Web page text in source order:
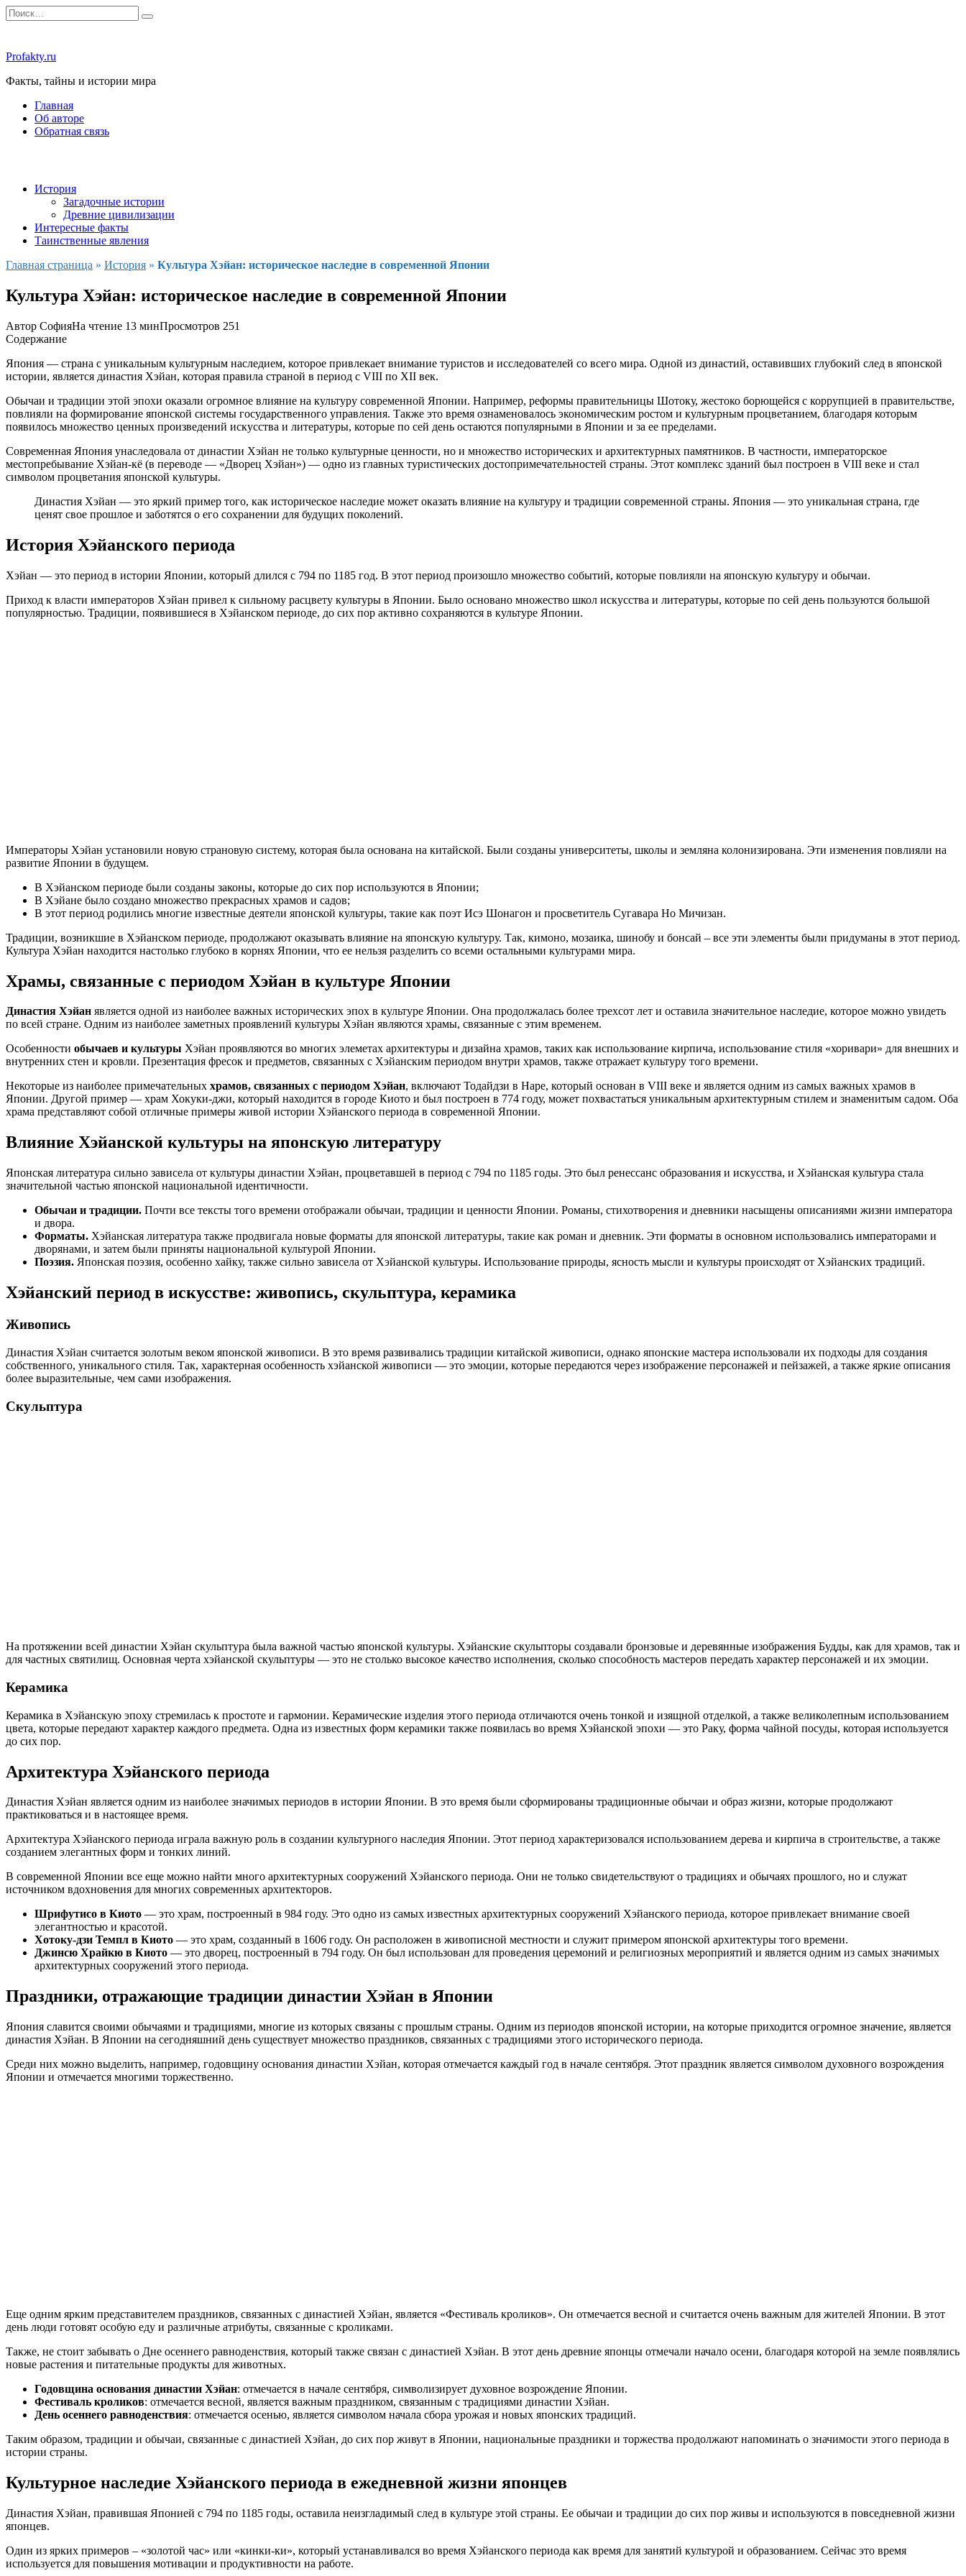
Перейти
к
Search
for:
Profakty.ru
Факты, тайны и истории мира
Главная
Об авторе
Обратная связь
История
Загадочные истории
Древние цивилизации
Интересные факты
Таинственные явления
Главная страница » История » Культура Хэйан: историческое наследие в современной Японии
Культура Хэйан: историческое наследие в современной Японии
Автор СофияНа чтение 13 минПросмотров 251
Содержание
Япония — страна с уникальным культурным наследием, которое привлекает внимание туристов и исследователей со всего мира. Одной из династий, оставивших глубокий след в японской
истории, является династия Хэйан, которая правила страной в период с VIII по XII век.
Обычаи и традиции этой эпохи оказали огромное влияние на культуру современной Японии. Например, реформы правительницы Шотоку, жестоко борющейся с коррупцией в правительстве,
повлияли на формирование японской системы государственного управления. Также это время ознаменовалось экономическим ростом и культурным процветанием, благодаря которым
появилось множество ценных произведений искусства и литературы, которые по сей день остаются популярными в Японии и за ее пределами.
Современная Япония унаследовала от династии Хэйан не только культурные ценности, но и множество исторических и архитектурных памятников. В частности, императорское
местопребывание Хэйан-кё (в переводе — «Дворец Хэйан») — одно из главных туристических достопримечательностей страны. Этот комплекс зданий был построен в VIII веке и стал
символом процветания японской культуры.
Династия Хэйан — это яркий пример того, как историческое наследие может оказать влияние на культуру и традиции современной страны. Япония — это уникальная страна, где
ценят свое прошлое и заботятся о его сохранении для будущих поколений.
История Хэйанского периода
Хэйан — это период в истории Японии, который длился с 794 по 1185 год. В этот период произошло множество событий, которые повлияли на японскую культуру и обычаи.
Приход к власти императоров Хэйан привел к сильному расцвету культуры в Японии. Было основано множество школ искусства и литературы, которые по сей день пользуются большой
популярностью. Традиции, появившиеся в Хэйанском периоде, до сих пор активно сохраняются в культуре Японии.
Императоры Хэйан установили новую страновую систему, которая была основана на китайской. Были созданы университеты, школы и земляна колонизирована. Эти изменения повлияли на
развитие Японии в будущем.
В Хэйанском периоде были созданы законы, которые до сих пор используются в Японии;
В Хэйане было создано множество прекрасных храмов и садов;
В этот период родились многие известные деятели японской культуры, такие как поэт Исэ Шонагон и просветитель Сугавара Но Мичизан.
Традиции, возникшие в Хэйанском периоде, продолжают оказывать влияние на японскую культуру. Так, кимоно, мозаика, шинобу и бонсай – все эти элементы были придуманы в этот период.
Культура Хэйан находится настолько глубоко в корнях Японии, что ее нельзя разделить со всеми остальными культурами мира.
Храмы, связанные с периодом Хэйан в культуре Японии
Династия Хэйан является одной из наиболее важных исторических эпох в культуре Японии. Она продолжалась более трехсот лет и оставила значительное наследие, которое можно увидеть
по всей стране. Одним из наиболее заметных проявлений культуры Хэйан являются храмы, связанные с этим временем.
Особенности обычаев и культуры Хэйан проявляются во многих элеметах архитектуры и дизайна храмов, таких как использование кирпича, использование стиля «хоривари» для внешних и
внутренних стен и кровли. Презентация фресок и предметов, связанных с Хэйанским периодом внутри храмов, также отражает культуру того времени.
Некоторые из наиболее примечательных храмов, связанных с периодом Хэйан, включают Тодайдзи в Наре, который основан в VIII веке и является одним из самых важных храмов в
Японии. Другой пример — храм Хокуки-джи, который находится в городе Киото и был построен в 774 году, может похвастаться уникальным архитектурным стилем и знаменитым садом. Оба
храма представляют собой отличные примеры живой истории Хэйанского периода в современной Японии.
Влияние Хэйанской культуры на японскую литературу
Японская литература сильно зависела от культуры династии Хэйан, процветавшей в период с 794 по 1185 годы. Это был ренессанс образования и искусства, и Хэйанская культура стала
значительной частью японской национальной идентичности.
Обычаи и традиции. Почти все тексты того времени отображали обычаи, традиции и ценности Японии. Романы, стихотворения и дневники насыщены описаниями жизни императора
и двора.
Форматы. Хэйанская литература также продвигала новые форматы для японской литературы, такие как роман и дневник. Эти форматы в основном использовались императорами и
дворянами, и затем были приняты национальной культурой Японии.
Поэзия. Японская поэзия, особенно хайку, также сильно зависела от Хэйанской культуры. Использование природы, ясность мысли и культуры происходят от Хэйанских традиций.
Хэйанский период в искусстве: живопись, скульптура, керамика
Живопись
Династия Хэйан считается золотым веком японской живописи. В это время развивались традиции китайской живописи, однако японские мастера использовали их подходы для создания
собственного, уникального стиля. Так, характерная особенность хэйанской живописи — это эмоции, которые передаются через изображение персонажей и пейзажей, а также яркие описания
более выразительные, чем сами изображения.
Скульптура
На протяжении всей династии Хэйан скульптура была важной частью японской культуры. Хэйанские скульпторы создавали бронзовые и деревянные изображения Будды, как для храмов, так и
для частных святилищ. Основная черта хэйанской скульптуры — это не столько высокое качество исполнения, сколько способность мастеров передать характер персонажей и их эмоции.
Керамика
Керамика в Хэйанскую эпоху стремилась к простоте и гармонии. Керамические изделия этого периода отличаются очень тонкой и изящной отделкой, а также великолепным использованием
цвета, которые передают характер каждого предмета. Одна из известных форм керамики также появилась во время Хэйанской эпохи — это Раку, форма чайной посуды, которая используется
до сих пор.
Архитектура Хэйанского периода
Династия Хэйан является одним из наиболее значимых периодов в истории Японии. В это время были сформированы традиционные обычаи и образ жизни, которые продолжают
практиковаться и в настоящее время.
Архитектура Хэйанского периода играла важную роль в создании культурного наследия Японии. Этот период характеризовался использованием дерева и кирпича в строительстве, а также
созданием элегантных форм и тонких линий.
В современной Японии все еще можно найти много архитектурных сооружений Хэйанского периода. Они не только свидетельствуют о традициях и обычаях прошлого, но и служат
источником вдохновения для многих современных архитекторов.
Шрифутисо в Киото — это храм, построенный в 984 году. Это одно из самых известных архитектурных сооружений Хэйанского периода, которое привлекает внимание своей
элегантностью и красотой.
Хотоку-дзи Темпл в Киото — это храм, созданный в 1606 году. Он расположен в живописной местности и служит примером японской архитектуры того времени.
Джинсю Храйкю в Киото — это дворец, построенный в 794 году. Он был использован для проведения церемоний и религиозных мероприятий и является одним из самых значимых
архитектурных сооружений этого периода.
Праздники, отражающие традиции династии Хэйан в Японии
Япония славится своими обычаями и традициями, многие из которых связаны с прошлым страны. Одним из периодов японской истории, на которые приходится огромное значение, является
династия Хэйан. В Японии на сегодняшний день существует множество праздников, связанных с традициями этого исторического периода.
Среди них можно выделить, например, годовщину основания династии Хэйан, которая отмечается каждый год в начале сентября. Этот праздник является символом духовного возрождения
Японии и отмечается многими торжественно.
Еще одним ярким представителем праздников, связанных с династией Хэйан, является «Фестиваль кроликов». Он отмечается весной и считается очень важным для жителей Японии. В этот
день люди готовят особую еду и различные атрибуты, связанные с кроликами.
Также, не стоит забывать о Дне осеннего равноденствия, который также связан с династией Хэйан. В этот день древние японцы отмечали начало осени, благодаря которой на земле появлялись
новые растения и питательные продукты для животных.
Годовщина основания династии Хэйан: отмечается в начале сентября, символизирует духовное возрождение Японии.
Фестиваль кроликов: отмечается весной, является важным праздником, связанным с традициями династии Хэйан.
День осеннего равноденствия: отмечается осенью, является символом начала сбора урожая и новых японских традиций.
Таким образом, традиции и обычаи, связанные с династией Хэйан, до сих пор живут в Японии, национальные праздники и торжества продолжают напоминать о значимости этого периода в
истории страны.
Культурное наследие Хэйанского периода в ежедневной жизни японцев
Династия Хэйан, правившая Японией с 794 по 1185 годы, оставила неизгладимый след в культуре этой страны. Ее обычаи и традиции до сих пор живы и используются в повседневной жизни
японцев.
Один из ярких примеров – «золотой час» или «кинки-ки», который устанавливался во время Хэйанского периода как время для занятий культурой и образованием. Сейчас это время
используется для повышения мотивации и продуктивности на работе.